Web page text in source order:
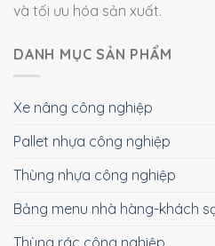
và tối ưu hóa sản xuất.
DANH MỤC SẢN PHẨM
Xe nâng công nghiệp
Pallet nhựa công nghiệp
Thùng nhựa công nghiệp
Bảng menu nhà hàng-khách